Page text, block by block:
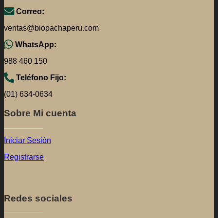
Iniciar Sesión
Registrarse
Redes sociales
Síguenos en
Aceptamos tarjetas
Realiza tu pago con el método de tu preferencia.